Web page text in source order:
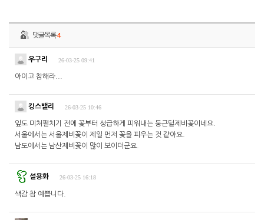
댓글목록4
우구리 26-03-25 09:41
아이고 참해라...
킹스밸리 26-03-25 10:46
잎도 미처펼치기 전에 꽃부터 성급하게 피워내는 둥근털제비꽃이네요.
서울에서는 서울제비꽃이 제일 먼저 꽃을 피우는 것 같아요.
남도에서는 남산제비꽃이 많이 보이더군요.
설용화 26-03-25 16:18
색감 참 예쁩니다.